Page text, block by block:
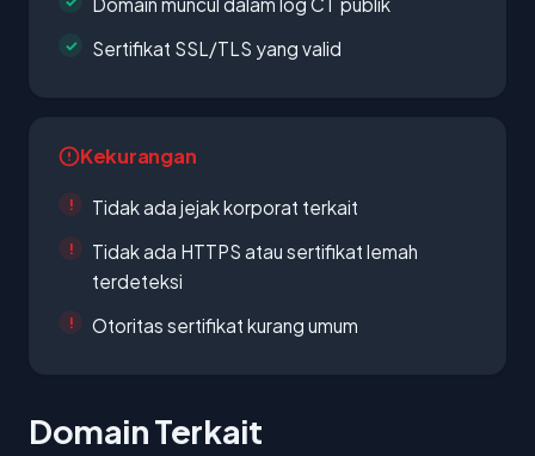
Sertifikat SSL/TLS yang valid
Kekurangan
Tidak ada jejak korporat terkait
Tidak ada HTTPS atau sertifikat lemah
terdeteksi
Otoritas sertifikat kurang umum
Domain Terkait